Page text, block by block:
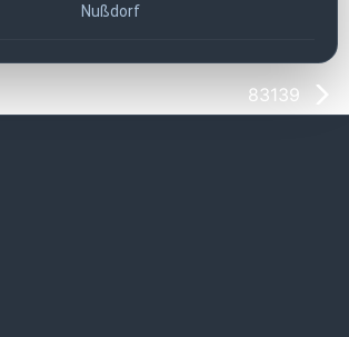
Nußdorf
83139